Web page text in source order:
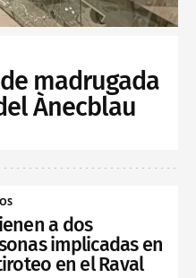
madrugada
Ànecblau
a dos
implicadas en
en el Raval